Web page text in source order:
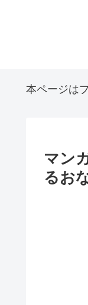
本ページは
マン
るお